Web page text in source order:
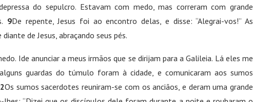
do sepulcro. Estavam com medo, mas correram com grande
9De repente, Jesus foi ao encontro delas, e disse: “Alegrai-vos!” As
de Jesus, abraçando seus pés.
Ide anunciar a meus irmãos que se dirijam para a Galileia. Lá eles me
guardas do túmulo foram à cidade, e comunicaram aos sumos
Os sumos sacerdotes reuniram-se com os anciãos, e deram uma grande